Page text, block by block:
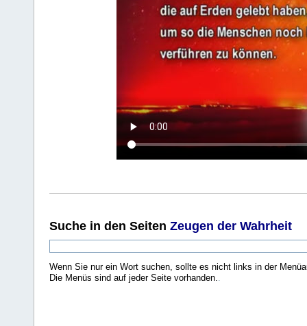
Suche in den Seiten Zeugen der Wahrheit
Wenn Sie nur ein Wort suchen, sollte es nicht links in der
Die Menüs sind auf jeder Seite vorhanden..